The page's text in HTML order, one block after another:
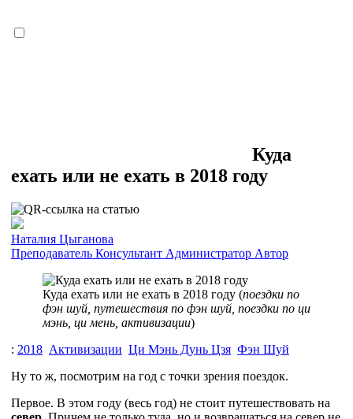
Куда
ехать или не ехать в 2018 году
Наталия Цыганова
Преподаватель Консультант Администратор Автор
Куда ехать или не ехать в 2018 году (поездки по
фэн шуй, путешествия по фэн шуй, поездки по ци
мэнь, ци мень, активизации)
: 2018 Активизации Ци Мэнь Дунь Цзя Фэн Шуй
Ну то ж, посмотрим на год с точки зрения поездок.
Первое. В этом году (весь год) не стоит путешествовать на